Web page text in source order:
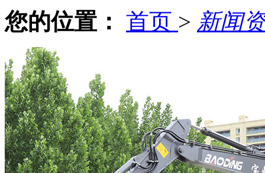
您的位置： 首页 > 新闻